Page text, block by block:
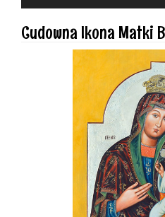
Cudowna Ikona Matki